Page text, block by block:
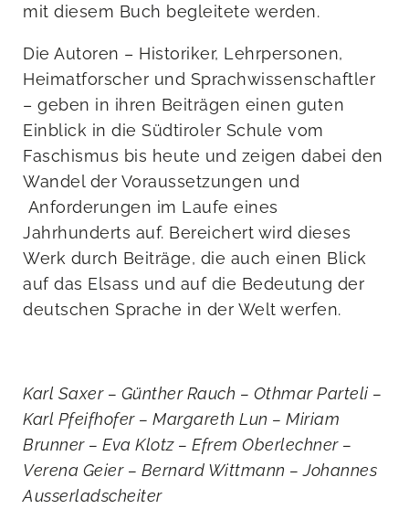
mit diesem Buch begleitete werden.
Die Autoren – Historiker, Lehrpersonen,
Heimatforscher und Sprachwissenschaftler
– geben in ihren Beiträgen einen guten
Einblick in die Südtiroler Schule vom
Faschismus bis heute und zeigen dabei den
Wandel der Voraussetzungen und
Anforderungen im Laufe eines
Jahrhunderts auf. Bereichert wird dieses
Werk durch Beiträge, die auch einen Blick
auf das Elsass und auf die Bedeutung der
deutschen Sprache in der Welt werfen.
Karl Saxer – Günther Rauch – Othmar Parteli –
Karl Pfeifhofer – Margareth Lun – Miriam
Brunner – Eva Klotz – Efrem Oberlechner –
Verena Geier – Bernard Wittmann – Johannes
Ausserladscheiter